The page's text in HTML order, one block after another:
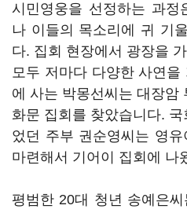
시민영웅을 선정하는 과
나 이들의 목소리에 귀 기
다. 집회 현장에서 광장을
모두 저마다 다양한 사연
에 사는 박몽선씨는 대장암
화문 집회를 찾았습니다.
었던 주부 권순영씨는 영
마련해서 기어이 집회에 나
평범한 20대 청년 송예은